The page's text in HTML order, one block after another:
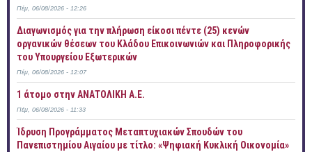
Πέμ, 06/08/2026 - 12:26
Διαγωνισμός για την πλήρωση είκοσι πέντε (25) κενών
οργανικών θέσεων του Κλάδου Επικοινωνιών και Πληροφορικής
του Υπουργείου Εξωτερικών
Πέμ, 06/08/2026 - 12:07
1 άτομο στην ΑΝΑΤΟΛΙΚΗ Α.Ε.
Πέμ, 06/08/2026 - 11:33
Ίδρυση Προγράμματος Μεταπτυχιακών Σπουδών του
Πανεπιστημίου Αιγαίου με τίτλο: «Ψηφιακή Κυκλική Οικονομία»